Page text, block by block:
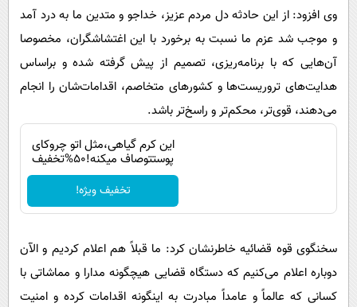
سیاست خارجی
وی افزود: از این حادثه دل مردم عزیز، خداجو و متدین ما به درد آمد
و موجب شد عزم ما نسبت به برخورد با این اغتشاشگران، مخصوصا
آن‌هایی که با برنامه‌ریزی، تصمیم از پیش گرفته شده و براساس
هدایت‌های تروریست‌ها و کشورهای متخاصم، اقدامات‌شان را انجام
می‌دهند، قوی‌تر، محکم‌تر و راسخ‌تر باشد.
این کرم گیاهی،مثل اتو چروکای
پوستتوصاف میکنه!50%تخفیف
تخفیف ویژه!
سخنگوی قوه قضائیه خاطرنشان کرد: ما قبلاً هم اعلام کردیم و الآن
دوباره اعلام می‌کنیم که دستگاه قضایی هیچگونه مدارا و مماشاتی با
کسانی که عالماً و عامداً مبادرت به اینگونه اقدامات کرده و امنیت